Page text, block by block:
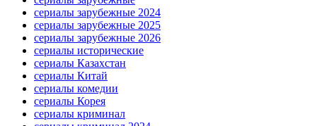
сериалы зарубежные 2024
сериалы зарубежные 2025
сериалы зарубежные 2026
сериалы исторические
сериалы Казахстан
сериалы Китай
сериалы комедии
сериалы Корея
сериалы криминал